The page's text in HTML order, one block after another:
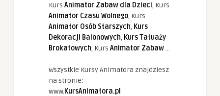
Kurs Animator Zabaw dla Dzieci, Kurs
Animator Czasu Wolnego, Kurs
Animator Osób Starszych, Kurs
Dekoracji Balonowych, Kurs Tatuaży
Brokatowych, Kurs Animator Zabaw...
Wszystkie Kursy Animatora znajdziesz
na stronie:
www.KursAnimatora.pl